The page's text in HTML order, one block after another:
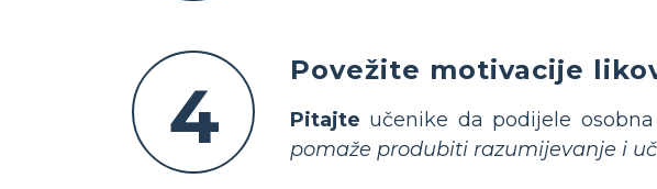
4
Povežite motivacije
Pitajte učenike da podijele
pomaže produbiti razumijevanje i